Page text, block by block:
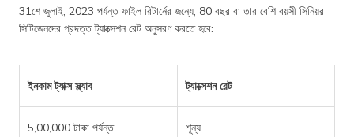
31শে জুলাই, 2023 পর্যন্ত ফাইল রিটার্নের জন্যে, 80 বছর বা তার বেশি বয়সী সিনিয়র
সিটিজেনদের প্রদত্ত ট্যাক্সেশন রেট অনুসরণ করতে হবে:
ইনকাম ট্যাক্স স্ল্যাব ট্যাক্সেশন রেট
5,00,000 টাকা পর্যন্ত শূন্য